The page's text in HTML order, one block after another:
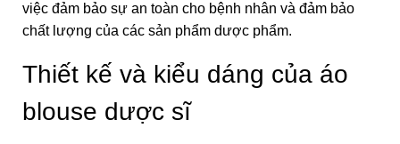
việc đảm bảo sự an toàn cho bệnh nhân và đảm bảo
chất lượng của các sản phẩm dược phẩm.
Thiết kế và kiểu dáng của áo
blouse dược sĩ